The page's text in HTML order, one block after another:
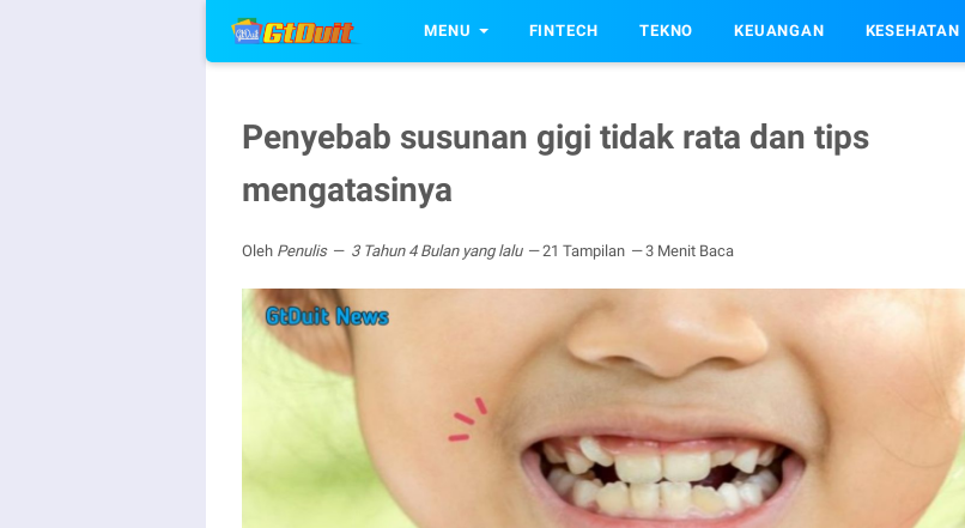
MENU FINTECH TEKNO KEUANGAN KESEHATAN
Penyebab susunan gigi tidak rata dan tips
mengatasinya
Oleh Penulis 3 Tahun 4 Bulan yang lalu 21 Tampilan 3 Menit Baca